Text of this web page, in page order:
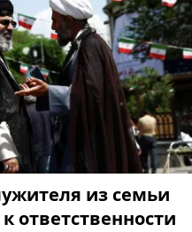
из семьи
ответственности